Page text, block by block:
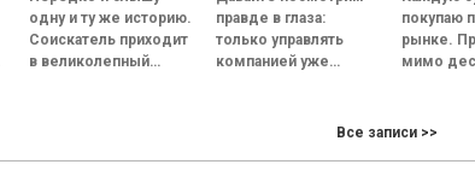
на собеседовании
одну и ту же историю.
Соискатель приходит
в великолепный
правде в глаза:
только управлять
компанией уже
должен стать лицом
сможет
покупаю
рынке.
мимо
примерно
Все записи >>